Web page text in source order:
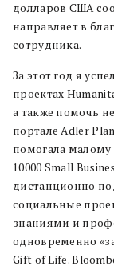
долларов США
направляет в
сотрудника.
За этот год я
проектах
а также помочь
портале Adler
помогала малому
10000 Small
дистанционно
социальные
знаниями и
одновременно
Gift of Life.